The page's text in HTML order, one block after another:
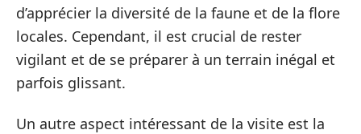
d’apprécier la diversité de la faune et de la flore
locales. Cependant, il est crucial de rester
vigilant et de se préparer à un terrain inégal et
parfois glissant.
Un autre aspect intéressant de la visite est la